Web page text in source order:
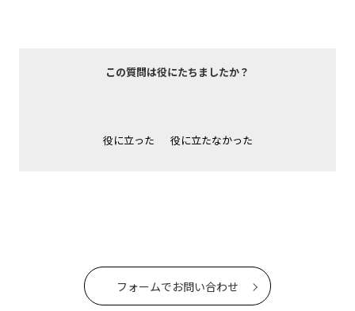
この質問は役にたちましたか？
役に立った 役に立たなかった
フォームでお問い合わせ